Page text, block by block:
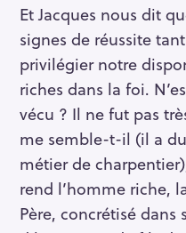
Et Jacques nous dit
signes de réussite
privilégier notre
riches dans la foi.
vécu ? Il ne fut pas
me semble-t-il (il a
métier de
rend l’homme riche,
Père, concrétisé